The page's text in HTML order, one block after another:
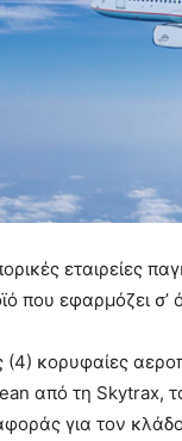
εταιρείες
που εφαρμόζει σ’
(4) κορυφαίες
από τη Skytrax,
για τον